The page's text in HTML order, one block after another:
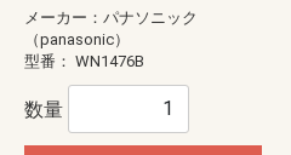
メーカー：パナソニック
（panasonic）
型番： WN1476B
数量